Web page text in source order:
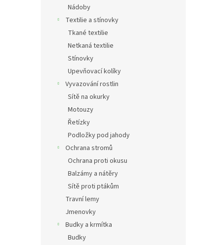
Nádoby
Textilie a stínovky
Tkané textilie
Netkaná textilie
Stínovky
Upevňovací kolíky
Vyvazování rostlin
Sítě na okurky
Motouzy
Řetízky
Podložky pod jahody
Ochrana stromů
Ochrana proti okusu
Balzámy a nátěry
Sítě proti ptákům
Travní lemy
Jmenovky
Budky a krmítka
Budky